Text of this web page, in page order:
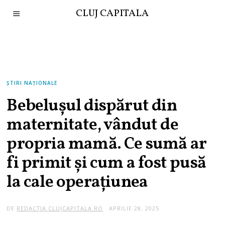
CLUJ CAPITALA
ȘTIRI NAȚIONALE
Bebelușul dispărut din
maternitate, vândut de
propria mamă. Ce sumă ar
fi primit și cum a fost pusă
la cale operațiunea
DE REDACȚIA CLUJCAPITALA.RO APRILIE 28, 2025